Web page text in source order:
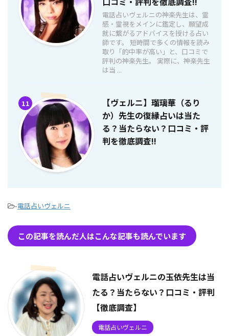
電話占いヴェルニの神楽先生は、霊
感・霊視をメインに鑑定し、願望成
就に繋がるアドバイスを授ける占い
師です。 短時間で多くの情報を読み
取り「的中率が高い」と、口コミで
評判の神楽先生。 実際に、神楽先生
は当 ...
11
【ヴェルニ】瑠璃華（るり
か）先生の復縁占いは当た
る？当たらない？口コミ・評
判を徹底調査!!
-電話占いヴェルニ
この記事を読んだ人はこんな記事も読んでいます
電話占いヴェルニの玉依先生は当
たる？当たらない？口コミ・評判
【徹底調査】
電話占いヴェルニ